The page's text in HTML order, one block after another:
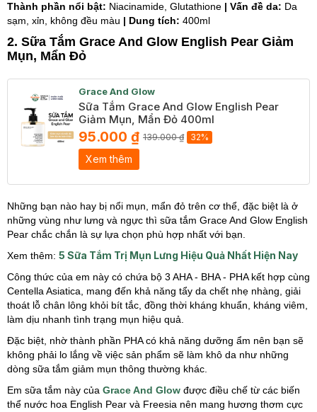
Thành phần nổi bật: Niacinamide, Glutathione | Vấn đề da: Da
sạm, xỉn, không đều màu | Dung tích: 400ml
2. Sữa Tắm Grace And Glow English Pear Giảm
Mụn, Mẩn Đỏ
Grace And Glow
Sữa Tắm Grace And Glow English Pear
Giảm Mụn, Mẩn Đỏ 400ml
95.000 ₫ 139.000 ₫ 32%
Xem thêm
Những bạn nào hay bị nổi mụn, mẩn đỏ trên cơ thể, đặc biệt là ở
những vùng như lưng và ngực thì sữa tắm Grace And Glow English
Pear chắc chắn là sự lựa chọn phù hợp nhất với bạn.
Xem thêm: 5 Sữa Tắm Trị Mụn Lưng Hiệu Quả Nhất Hiện Nay
Công thức của em này có chứa bộ 3 AHA - BHA - PHA kết hợp cùng
Centella Asiatica, mang đến khả năng tẩy da chết nhẹ nhàng, giải
thoát lỗ chân lông khỏi bít tắc, đồng thời kháng khuẩn, kháng viêm,
làm dịu nhanh tình trạng mụn hiệu quả.
Đặc biệt, nhờ thành phần PHA có khả năng dưỡng ẩm nên bạn sẽ
không phải lo lắng về việc sản phẩm sẽ làm khô da như những
dòng sữa tắm giảm mụn thông thường khác.
Em sữa tắm này của Grace And Glow được điều chế từ các biến
thể nước hoa English Pear và Freesia nên mang hương thơm cực